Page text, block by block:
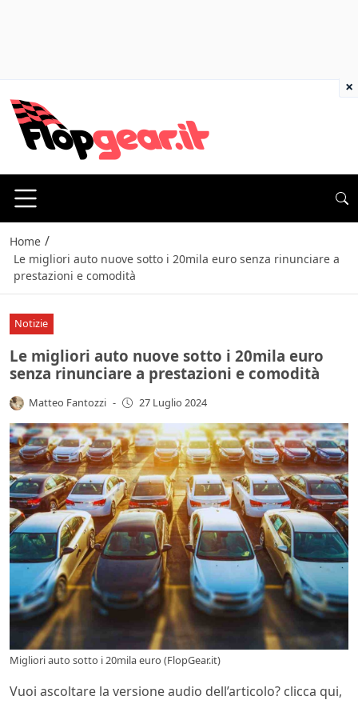
Home /
Le migliori auto nuove sotto i 20mila euro senza rinunciare a
prestazioni e comodità
Notizie
Le migliori auto nuove sotto i 20mila euro
senza rinunciare a prestazioni e comodità
Matteo Fantozzi - 27 Luglio 2024
Migliori auto sotto i 20mila euro (FlopGear.it)
Vuoi ascoltare la versione audio dell’articolo? clicca qui,
×